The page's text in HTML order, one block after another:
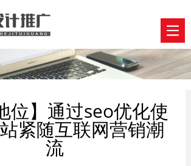
位】通过seo优化使
紧随互联网营销潮
流